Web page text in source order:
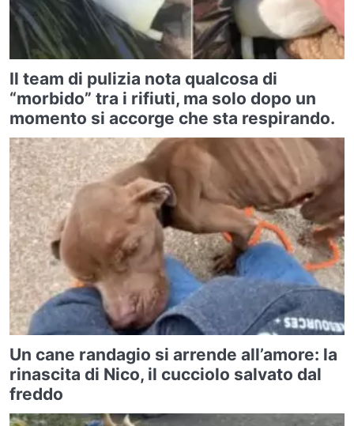
Il team di pulizia nota qualcosa di
“morbido” tra i rifiuti, ma solo dopo un
momento si accorge che sta respirando.
Un cane randagio si arrende all’amore: la
rinascita di Nico, il cucciolo salvato dal
freddo